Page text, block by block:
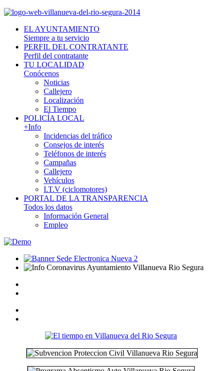
EL AYUNTAMIENTO
Siempre a tu servicio
PERFIL DEL CONTRATANTE
Perfil del contratante
TU LOCALIDAD
Conócenos
Noticias
Callejero
Localización
El Tiempo
POLICÍA LOCAL
+Info
Incidencias del tráfico
Consejos de interés
Teléfonos de interés
Campañas
Callejero
Vehículos
I.T.V (ciclomotores)
PORTAL DE LA TRANSPARENCIA
Todos los datos
Información General
Empleo